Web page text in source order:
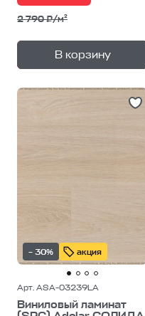
2 790 ₽/м²
В корзину
— 1уп.
– 30% акция
Арт. ASA-03239LA
Виниловый ламинат